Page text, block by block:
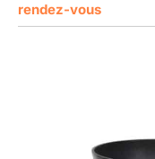
rendez-vous